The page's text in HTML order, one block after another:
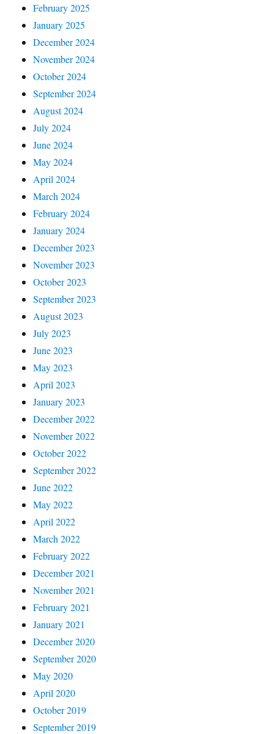
February 2025
January 2025
December 2024
November 2024
October 2024
September 2024
August 2024
July 2024
June 2024
May 2024
April 2024
March 2024
February 2024
January 2024
December 2023
November 2023
October 2023
September 2023
August 2023
July 2023
June 2023
May 2023
April 2023
January 2023
December 2022
November 2022
October 2022
September 2022
June 2022
May 2022
April 2022
March 2022
February 2022
December 2021
November 2021
February 2021
January 2021
December 2020
September 2020
May 2020
April 2020
October 2019
September 2019